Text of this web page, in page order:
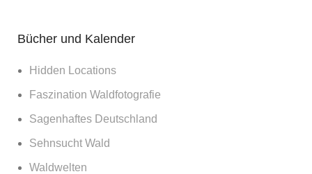
Bücher und Kalender
Hidden Locations
Faszination Waldfotografie
Sagenhaftes Deutschland
Sehnsucht Wald
Waldwelten